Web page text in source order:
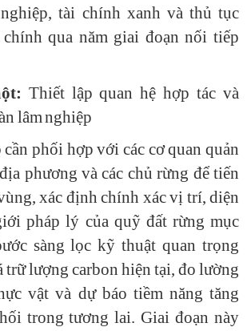
tài chính xanh và thủ tục
qua năm giai đoạn nối tiếp
Thiết lập quan hệ hợp tác và
lâm nghiệp
phối hợp với các cơ quan quản
phương và các chủ rừng để tiến
xác định chính xác vị trí, diện
pháp lý của quỹ đất rừng mục
sàng lọc kỹ thuật quan trọng
trữ lượng carbon hiện tại, đo lường
vật và dự báo tiềm năng tăng
trong tương lai. Giai đoạn này